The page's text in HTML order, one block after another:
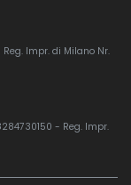
Reg. Impr. di Milano Nr.
- Reg. Impr.